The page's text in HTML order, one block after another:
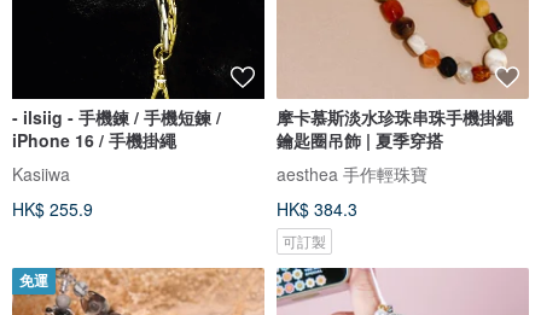
- ilsiig - 手機鍊 / 手機短鍊 /
iPhone 16 / 手機掛繩
Kasiiwa
HK$ 255.9
摩卡慕斯淡水珍珠串珠手機掛繩
鑰匙圈吊飾 | 夏季穿搭
aesthea 手作輕珠寶
HK$ 384.3
可訂製
免運